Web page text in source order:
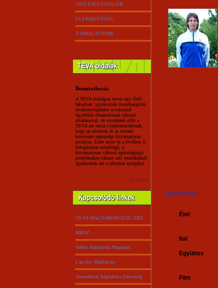
TISZTSÉGVISELŐK
ELÉRHETŐSÉG
TÁMOGATÓINK
Bemutatkozás
A TEVA stratégiai tervei egy tőről
fakadnak: igyekszünk összehangolni
tevékenységünket a sokszínű
ügyfélkör dinamikusan változó
elvárásaival, de mindenek előtt a
TEVA azt tartja a legfontosabbnak,
hogy az emberek és az emberi
környezet egészsége folyamatosan
javuljon. Ezért most és a jövőben is
kifogástalan minőségű, a
folyamatosan változó egészségügyi
problémákra választ adó termékekkel
igyekszünk ezt a célunkat szolgálni.
tovább:::
TEVA MAGYARORSZÁG ZRT.
MRSZ
Volley Röplabda Magazin
Lap.hu: Röplabda
Nemzetközi Röplabda Szövetség
Kedvencek
Étel
Ital
Együttes
Film